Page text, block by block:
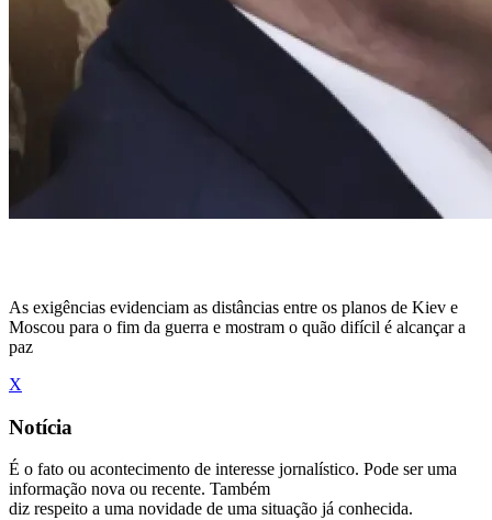
As exigências evidenciam as distâncias entre os planos de Kiev e
Moscou para o fim da guerra e mostram o quão difícil é alcançar a
paz
X
Notícia
É o fato ou acontecimento de interesse jornalístico. Pode ser uma
informação nova ou recente. Também
diz respeito a uma novidade de uma situação já conhecida.